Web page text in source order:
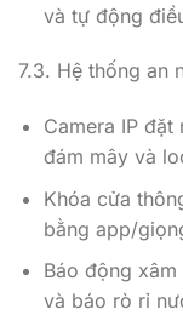
và tự động
7.3. Hệ thống an
Camera IP
đám mây và
Khóa cửa
bằng app/
Báo động
và báo rò rỉ